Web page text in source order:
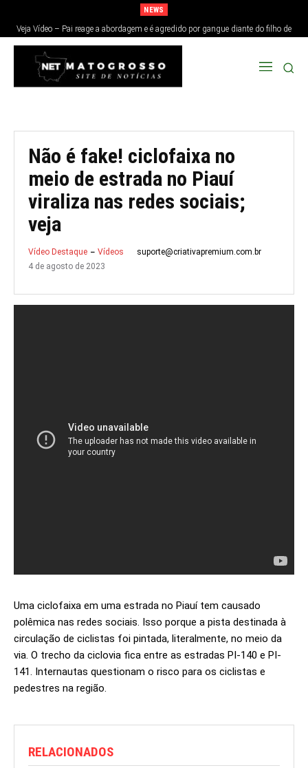
NEWS
Veja Vídeo – Pai reage a abordagem e é agredido por gangue diante do filho de
9 anos em SP
Não é fake! ciclofaixa no
meio de estrada no Piauí
viraliza nas redes sociais;
veja
Vídeo Destaque Vídeos
suporte@criativapremium.com.br
4 de agosto de 2023
Uma ciclofaixa em uma estrada no Piauí tem causado
polêmica nas redes sociais. Isso porque a pista destinada à
circulação de ciclistas foi pintada, literalmente, no meio da
via. O trecho da ciclovia fica entre as estradas PI-140 e PI-
141. Internautas questionam o risco para os ciclistas e
pedestres na região.
RELACIONADOS